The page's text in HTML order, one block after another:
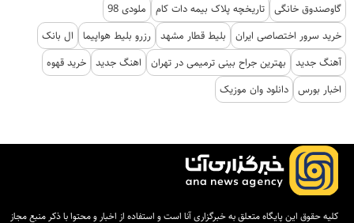
گاوصندوق خانگی تاریخچه پلاک بیمه دات کام
ملودی 98
خرید سرور اختصاصی ایران
بلیط قطار مشهد رزرو بلیط هواپیما
ال بانک
آهنگ جدید
بهترین جراح بینی ترمیمی در تهران اهنگ جدید خرید قهوه
اخبار بورس دانلود وان موزیک
کلیه حقوق این پایگاه متعلق به خبرگزاری آنا است و استفاده از اخبار و محتوا با ذکر منبع مجاز